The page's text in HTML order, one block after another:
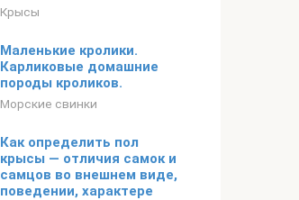
Крысы
Маленькие кролики.
Карликовые домашние
породы кроликов.
Морские свинки
Как определить пол
крысы — отличия самок и
самцов во внешнем виде,
поведении, характере